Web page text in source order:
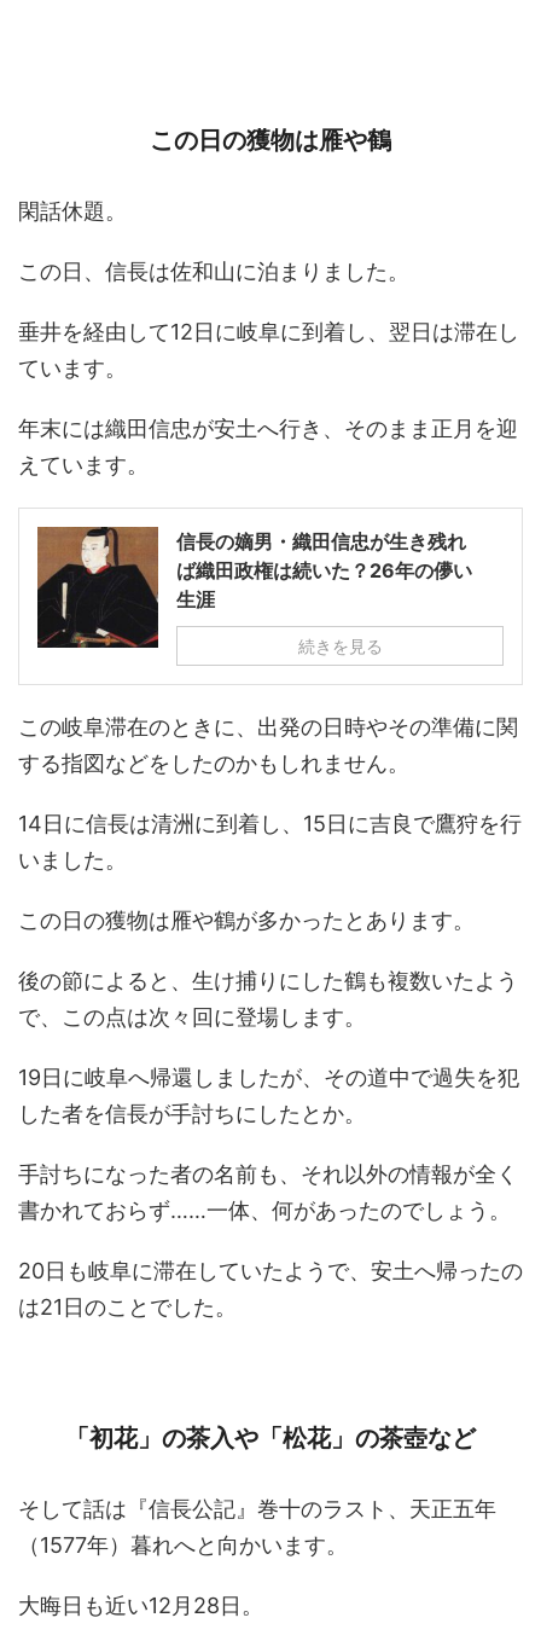
この日の獲物は雁や鶴
閑話休題。
この日、信長は佐和山に泊まりました。
垂井を経由して12日に岐阜に到着し、翌日は滞在し
ています。
年末には織田信忠が安土へ行き、そのまま正月を迎
えています。
信長の嫡男・織田信忠が生き残れ
ば織田政権は続いた？26年の儚い
生涯
続きを見る
この岐阜滞在のときに、出発の日時やその準備に関
する指図などをしたのかもしれません。
14日に信長は清洲に到着し、15日に吉良で鷹狩を行
いました。
この日の獲物は雁や鶴が多かったとあります。
後の節によると、生け捕りにした鶴も複数いたよう
で、この点は次々回に登場します。
19日に岐阜へ帰還しましたが、その道中で過失を犯
した者を信長が手討ちにしたとか。
手討ちになった者の名前も、それ以外の情報が全く
書かれておらず……一体、何があったのでしょう。
20日も岐阜に滞在していたようで、安土へ帰ったの
は21日のことでした。
「初花」の茶入や「松花」の茶壺など
そして話は『信長公記』巻十のラスト、天正五年
（1577年）暮れへと向かいます。
大晦日も近い12月28日。